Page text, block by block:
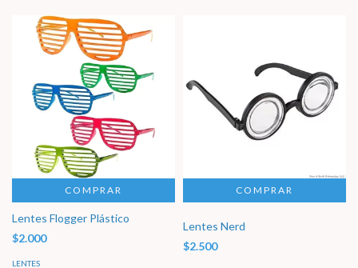
COMPRAR
Lentes Flogger Plástico
$2.000
LENTES
Lentes Nerd
$2.500